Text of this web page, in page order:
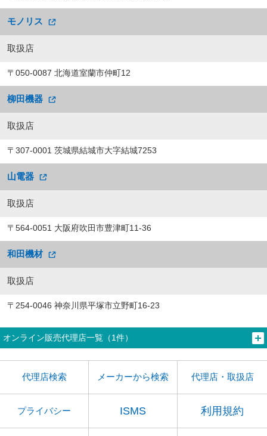
モノリス
取扱店
〒050-0087 北海道室蘭市仲町12
柳田機器
取扱店
〒307-0001 茨城県結城市大字結城7253
山電器
取扱店
〒564-0051 大阪府吹田市豊津町11-36
和田機材
取扱店
〒254-0046 神奈川県平塚市立野町16-23
オンライン販売代理店一覧（1件）
代理店検索 メーカーから検索 代理店・取扱店
プライバシー ISMS 利用規約